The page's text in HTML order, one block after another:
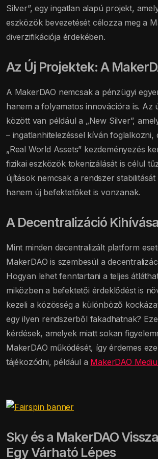
Silver”, egy ingatlan alapú projekt,
eszközök bevezetését célozza meg a
diverzifikációja érdekében.
Az Új Projektek: A
A MakerDAO nemcsak a pénzügyi
hanem a folyamatos innovációra is. Az
között van például a „New Silver”,
– ingatlanhitelezéssel kíván foglalkozni,
„Real World Assets” kezdeményezés
fizikai eszközök tokenizálását is célul
újítások nemcsak a rendszer
hanem új befektetőket is vonzanak.
A Decentralizáció
Mint minden decentralizált platform
MakerDAO is szembesül a
Hogyan lehet fenntartani a teljes
miközben a befektetői érdeklődést is
kezeli a közösség a különböző
egy ilyen rendszerből fakadhatnak?
kérdések, amelyek miatt sokan
MakerDAO működését, így érdemes
tájékozódni, például a MakerDAO
Sky és a MakerDAO
Egy Várható Lépes